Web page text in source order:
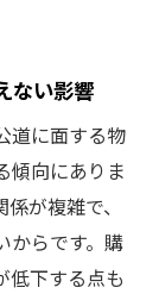
ない影響
道に面する物
傾向にありま
が複雑で、
からです。購
低下する点も